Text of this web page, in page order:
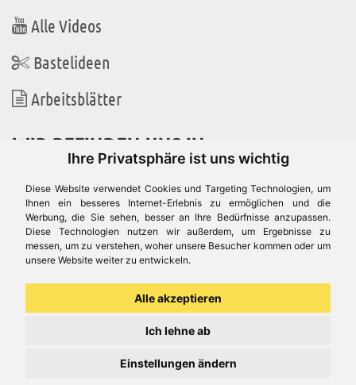
Ihre Privatsphäre ist uns wichtig
Diese Website verwendet Cookies und Targeting Technologien, um
Ihnen ein besseres Internet-Erlebnis zu ermöglichen und die
Werbung, die Sie sehen, besser an Ihre Bedürfnisse anzupassen.
Diese Technologien nutzen wir außerdem, um Ergebnisse zu
messen, um zu verstehen, woher unsere Besucher kommen oder um
unsere Website weiter zu entwickeln.
Alle akzeptieren
Ich lehne ab
Einstellungen ändern
Alle Videos
Bastelideen
Arbeitsblätter
WIR BEFINDEN UNS IN
Es gibt uns auch in
© Aduis 1996 - 2026